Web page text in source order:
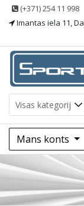
Skip (+371) 254 11 998
Imantas iela 11,
Sporting goods
Mans konts